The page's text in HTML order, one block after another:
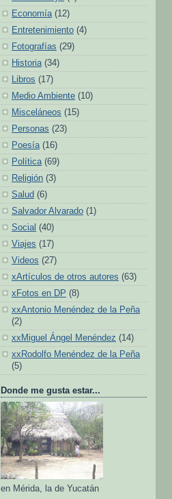
Economía (12)
Entretenimiento (4)
Fotografías (29)
Historia (34)
Libros (17)
Medio Ambiente (10)
Misceláneos (15)
Personas (23)
Poesía (16)
Política (69)
Religión (3)
Salud (6)
Salvador Alvarado (1)
Social (40)
Viajes (17)
Videos (27)
xArtículos de otros autores (63)
xFotos en DP (8)
xxAntonio Menéndez de la Peña
(2)
xxMiguel Ángel Menéndez (14)
xxRodolfo Menéndez de la Peña
(5)
Donde me gusta estar...
en Mérida, la de Yucatán